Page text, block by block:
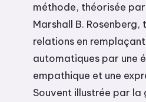
méthode, théorisée
Marshall B. Rosenberg,
relations en
automatiques par une
empathique et une
Souvent illustrée par la